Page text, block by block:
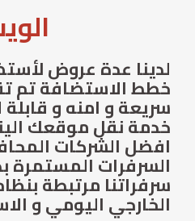
لدينا عدة عروض
خطط الاستضافة تم
سريعة و امنه و
خدمة نقل موقعك
افضل الشركات
السرفرات
سرفراتنا مرتبطة
الخارجي اليومي و